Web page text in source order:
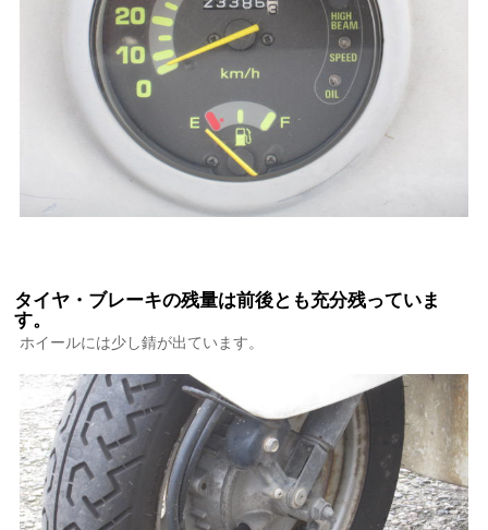
タイヤ・ブレーキの残量は前後とも充分残っていま
す。
ホイールには少し錆が出ています。